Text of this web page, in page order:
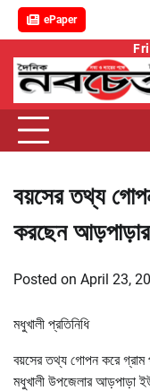
ePaper
content
বয়সের তথ্য
করছেন
Posted on April 23,
মধুখালী প্রতিনিধি
বয়সের তথ্য গোপন করে গ্রাম
মধুখালী উপজেলার আড়পাড়া